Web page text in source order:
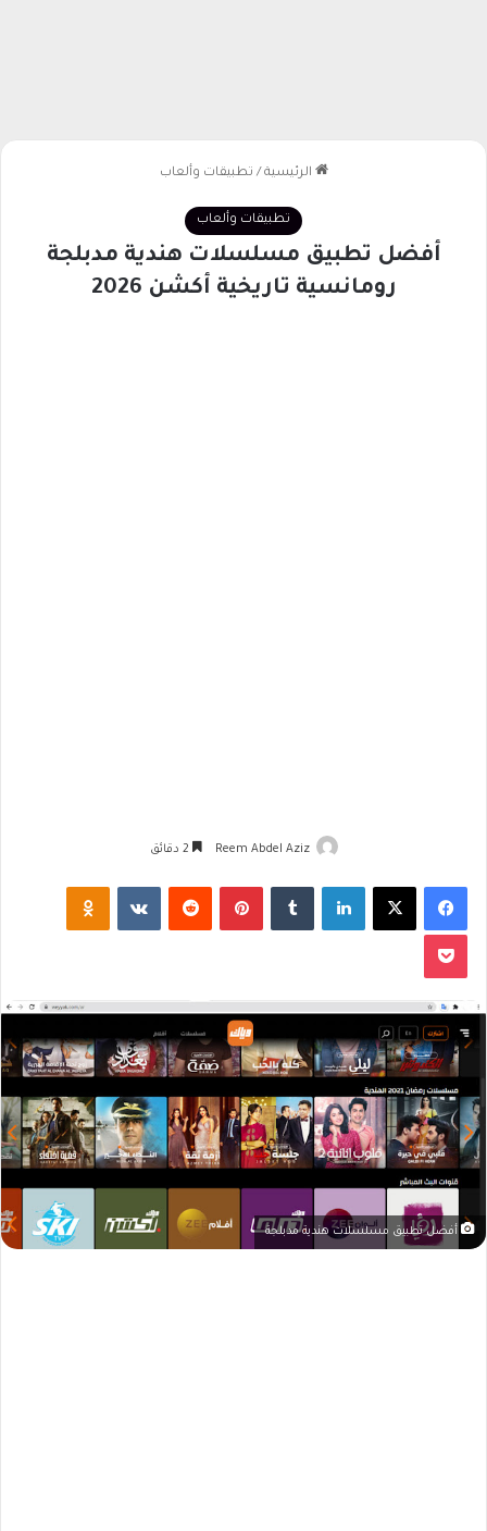
الرئيسية / تطبيقات وألعاب
تطبيقات وألعاب
أفضل تطبيق مسلسلات هندية مدبلجة​
رومانسية تاريخية أكشن 2026
Reem Abdel Aziz
فيسبوك لينكدإن بينتيريست
أفضل تطبيق مسلسلات هندية مدبلجة​